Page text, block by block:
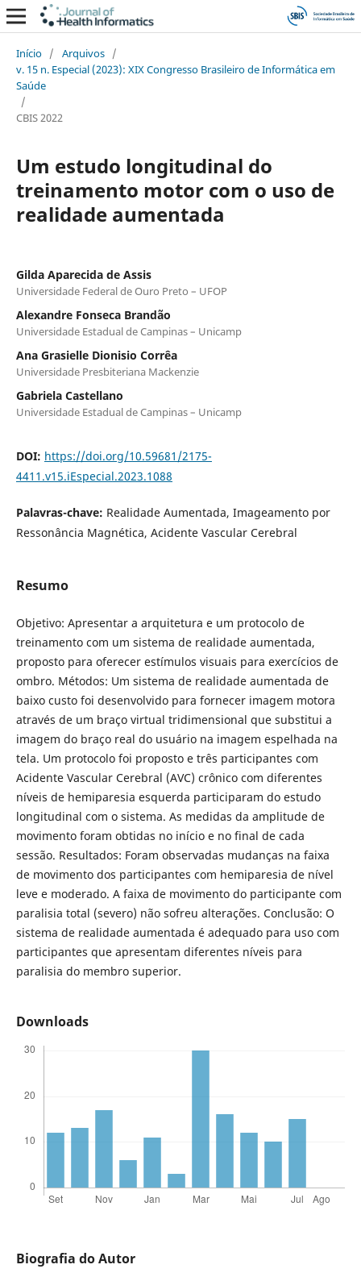
Início / Arquivos /
v. 15 n. Especial (2023): XIX Congresso Brasileiro de Informática em
Saúde
/
CBIS 2022
Um estudo longitudinal do
treinamento motor com o uso de
realidade aumentada
Gilda Aparecida de Assis
Universidade Federal de Ouro Preto – UFOP
Alexandre Fonseca Brandão
Universidade Estadual de Campinas – Unicamp
Ana Grasielle Dionisio Corrêa
Universidade Presbiteriana Mackenzie
Gabriela Castellano
Universidade Estadual de Campinas – Unicamp
DOI: https://doi.org/10.59681/2175-
4411.v15.iEspecial.2023.1088
Palavras-chave: Realidade Aumentada, Imageamento por
Ressonância Magnética, Acidente Vascular Cerebral
Resumo
Objetivo: Apresentar a arquitetura e um protocolo de
treinamento com um sistema de realidade aumentada,
proposto para oferecer estímulos visuais para exercícios de
ombro. Métodos: Um sistema de realidade aumentada de
baixo custo foi desenvolvido para fornecer imagem motora
através de um braço virtual tridimensional que substitui a
imagem do braço real do usuário na imagem espelhada na
tela. Um protocolo foi proposto e três participantes com
Acidente Vascular Cerebral (AVC) crônico com diferentes
níveis de hemiparesia esquerda participaram do estudo
longitudinal com o sistema. As medidas da amplitude de
movimento foram obtidas no início e no final de cada
sessão. Resultados: Foram observadas mudanças na faixa
de movimento dos participantes com hemiparesia de nível
leve e moderado. A faixa de movimento do participante com
paralisia total (severo) não sofreu alterações. Conclusão: O
sistema de realidade aumentada é adequado para uso com
participantes que apresentam diferentes níveis para
paralisia do membro superior.
Downloads
Biografia do Autor